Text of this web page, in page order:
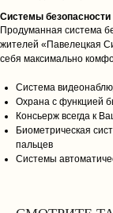
Системы безопасности
Продуманная система
жителей «Павелецкая
себя максимально
Система
Охрана с функцией
Консьерж всегда к
Биометрическая
пальцев
Системы
Разработка сайта